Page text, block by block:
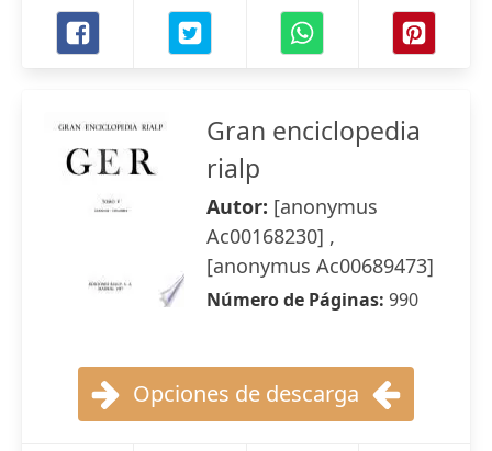
Gran enciclopedia
rialp
Autor: [anonymus
Ac00168230] ,
[anonymus Ac00689473]
Número de Páginas: 990
Opciones de descarga